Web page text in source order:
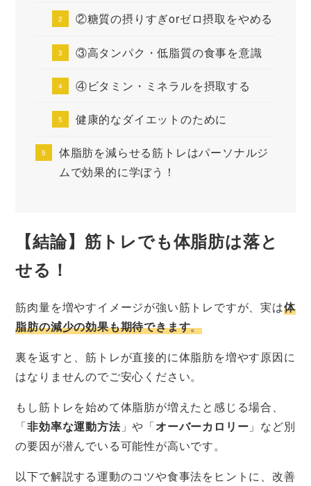
②糖質の摂りすぎorゼロ摂取をやめる
③高タンパク・低脂質の食事を意識
④ビタミン・ミネラルを摂取する
健康的なダイエットのために
体脂肪を減らせる筋トレはパーソナルジ
ムで効果的に学ぼう！
【結論】筋トレでも体脂肪は落と
せる！
筋肉量を増やすイメージが強い筋トレですが、実は体
脂肪の減少の効果も期待できます。
裏を返すと、筋トレが直接的に体脂肪を増やす原因に
はなりませんのでご安心ください。
もし筋トレを始めて体脂肪が増えたと感じる場合、
「非効率な運動方法」や「オーバーカロリー 」など別
の要因が潜んでいる可能性が高いです。
以下で解説する運動のコツや食事法をヒントに、改善